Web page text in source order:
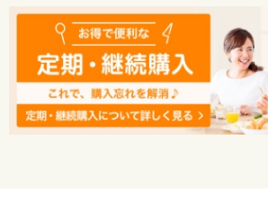
ます。）
※出荷場所が異なる商品をご購入する場合はカートが分
されますのでご注意ください。